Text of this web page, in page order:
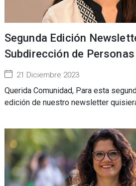
Segunda Edición
Subdirección de Personas
21 Diciembre 2023
Querida Comunidad, Para esta
edición de nuestro newsletter